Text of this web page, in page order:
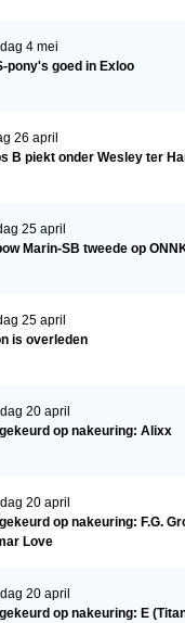
Regio Noord
4 mei
pony's goed in Exloo
26 april
B piekt onder Wesley ter
25 april
Marin-SB tweede op
25 april
is overleden
20 april
op nakeuring: Alixx
20 april
op nakeuring: F.G.
Love
20 april
op nakeuring: E